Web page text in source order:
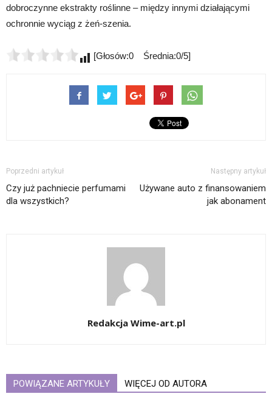
dobroczynne ekstrakty roślinne – między innymi działającymi
ochronnie wyciąg z żeń-szenia.
[Głosów:0 Średnia:0/5]
Poprzedni artykuł
Czy już pachniecie perfumami
dla wszystkich?
Następny artykuł
Używane auto z finansowaniem
jak abonament
Redakcja Wime-art.pl
POWIĄZANE ARTYKUŁY WIĘCEJ OD AUTORA